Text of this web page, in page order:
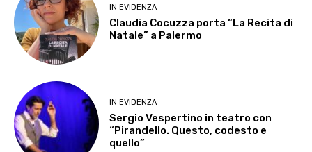
IN EVIDENZA
Claudia Cocuzza porta “La Recita di
Natale” a Palermo
IN EVIDENZA
Sergio Vespertino in teatro con
“Pirandello. Questo, codesto e
quello”